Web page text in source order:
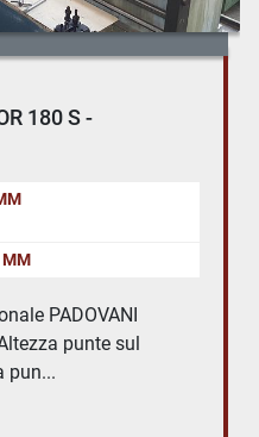
180 S -
MM
PADOVANI
punte sul
pun...